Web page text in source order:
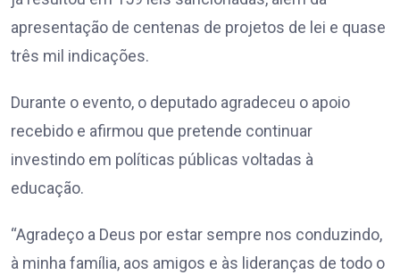
apresentação de centenas de projetos de lei e quase
três mil indicações.
Durante o evento, o deputado agradeceu o apoio
recebido e afirmou que pretende continuar
investindo em políticas públicas voltadas à
educação.
“Agradeço a Deus por estar sempre nos conduzindo,
à minha família, aos amigos e às lideranças de todo o